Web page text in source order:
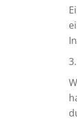
3.